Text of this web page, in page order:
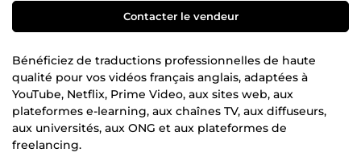
Contacter le vendeur
Bénéficiez de traductions professionnelles de haute
qualité pour vos vidéos français anglais, adaptées à
YouTube, Netflix, Prime Video, aux sites web, aux
plateformes e-learning, aux chaînes TV, aux diffuseurs,
aux universités, aux ONG et aux plateformes de
freelancing.